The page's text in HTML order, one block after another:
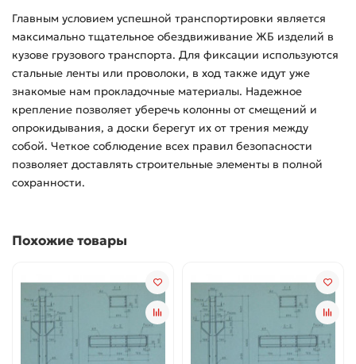
Главным условием успешной транспортировки является
максимально тщательное обездвиживание ЖБ изделий в
кузове грузового транспорта. Для фиксации используются
стальные ленты или проволоки, в ход также идут уже
знакомые нам прокладочные материалы. Надежное
крепление позволяет уберечь колонны от смещений и
опрокидывания, а доски берегут их от трения между
собой. Четкое соблюдение всех правил безопасности
позволяет доставлять строительные элементы в полной
сохранности.
Похожие товары